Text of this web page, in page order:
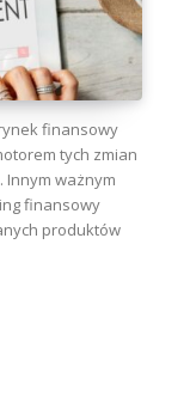
finansowy
tych zmian
Innym ważnym
finansowy
produktów